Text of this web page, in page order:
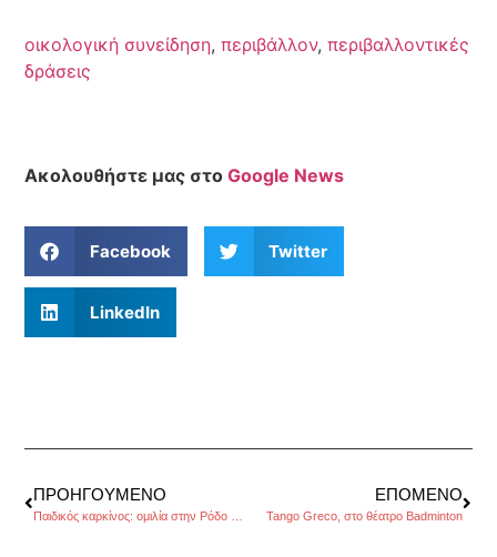
οικολογική συνείδηση,περιβάλλον,περιβαλλοντικές
δράσεις
Ακολουθήστε μας στοGoogle News
Facebook Twitter
LinkedIn
ΠΡΟΗΓΟΎΜΕΝΟ
Παιδικός καρκίνος: ομιλία στην Ρόδο από την ογκολόγο κ Βασιλάτου-Κοσμίδη, της Κατερίνας Σταματελοπούλου
ΕΠΌΜΕΝΟ
Tango Greco, στο θέατρο Badminton